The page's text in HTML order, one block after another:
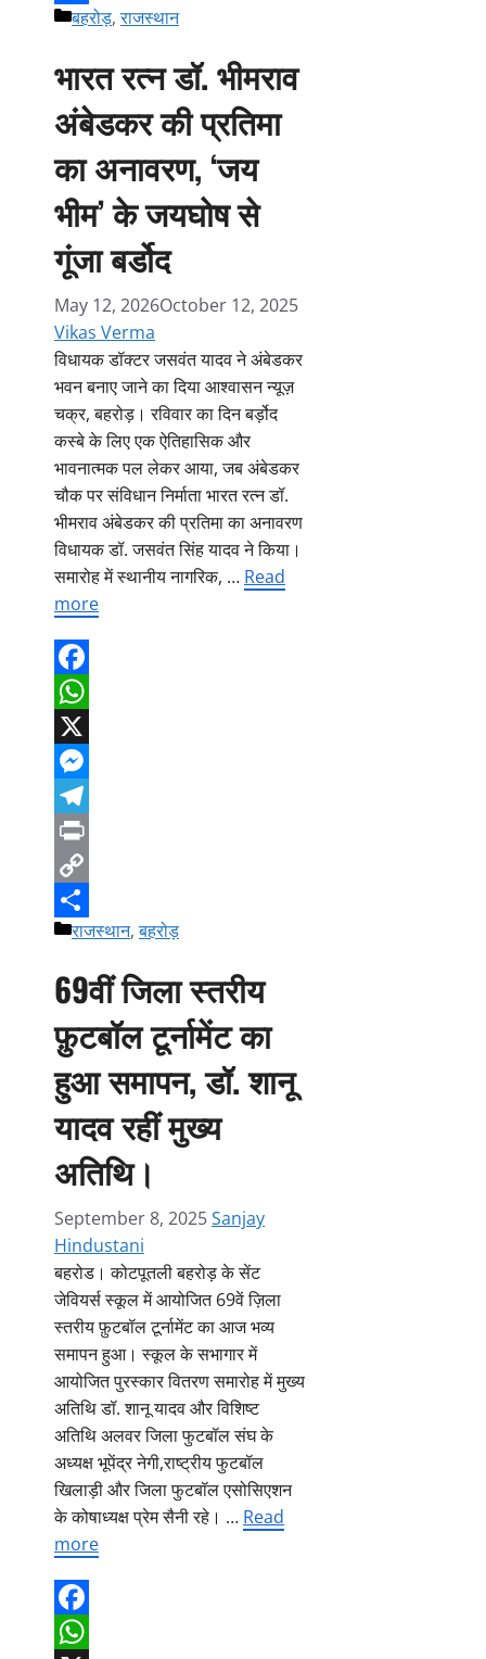
Link
Share
Categories
बहरोड़,राजस्थान
भारत रत्न डॉ. भीमराव
अंबेडकर की प्रतिमा
का अनावरण, ‘जय
भीम’ के जयघोष से
गूंजा बर्डोद
May 12, 2026October 12, 2025
Vikas Verma
विधायक डॉक्टर जसवंत यादव ने अंबेडकर
भवन बनाए जाने का दिया आश्वासन न्यूज़
चक्र, बहरोड़। रविवार का दिन बर्ड़ोद
कस्बे के लिए एक ऐतिहासिक और
भावनात्मक पल लेकर आया, जब अंबेडकर
चौक पर संविधान निर्माता भारत रत्न डॉ.
भीमराव अंबेडकर की प्रतिमा का अनावरण
विधायक डॉ. जसवंत सिंह यादव ने किया।
समारोह में स्थानीय नागरिक, … Read
more
Facebook
WhatsApp
X
Messenger
Telegram
Print
Copy
Link
Share
Categories
राजस्थान,बहरोड़
69वीं जिला स्तरीय
फ़ुटबॉल टूर्नामेंट का
हुआ समापन, डॉ. शानू
यादव रहीं मुख्य
अतिथि।
September 8, 2025Sanjay
Hindustani
बहरोड। कोटपूतली बहरोड़ के सेंट
जेवियर्स स्कूल में आयोजित 69वें ज़िला
स्तरीय फ़ुटबॉल टूर्नामेंट का आज भव्य
समापन हुआ। स्कूल के सभागार में
आयोजित पुरस्कार वितरण समारोह में मुख्य
अतिथि डॉ. शानू यादव और विशिष्ट
अतिथि अलवर जिला फुटबॉल संघ के
अध्यक्ष भूपेंद्र नेगी,राष्ट्रीय फुटबॉल
खिलाड़ी और जिला फुटबॉल एसोसिएशन
के कोषाध्यक्ष प्रेम सैनी रहे। … Read
more
Facebook